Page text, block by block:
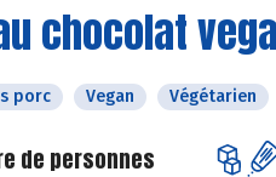
chocolat
porc Vegan Végétarien
de personnes